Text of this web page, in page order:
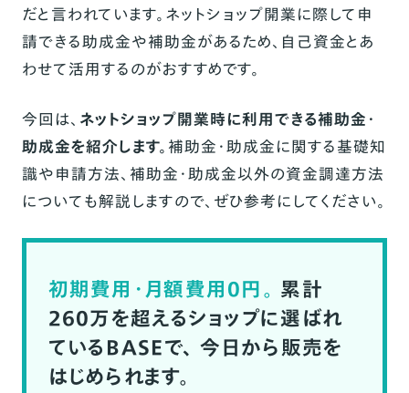
だと言われています。ネットショップ開業に際して申
請できる助成金や補助金があるため、自己資金とあ
わせて活用するのがおすすめです。
今回は、 ネットショップ開業時に利用できる補助金・
助成金を紹介します。 補助金・助成金に関する基礎知
識や申請方法、補助金・助成金以外の資金調達方法
についても解説しますので、ぜひ参考にしてください。
初期費用・月額費用0円。 累計
260万を超えるショップに選ばれ
ているBASEで、 今日から販売を
はじめられます。